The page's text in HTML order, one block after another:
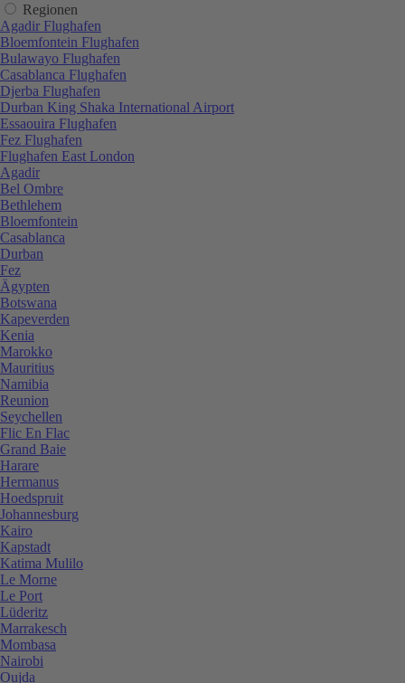
Regionen
Agadir Flughafen
Bloemfontein Flughafen
Bulawayo Flughafen
Casablanca Flughafen
Djerba Flughafen
Durban King Shaka International Airport
Essaouira Flughafen
Fez Flughafen
Flughafen East London
Agadir
Bel Ombre
Bethlehem
Bloemfontein
Casablanca
Durban
Fez
Ägypten
Botswana
Kapeverden
Kenia
Marokko
Mauritius
Namibia
Reunion
Seychellen
Flic En Flac
Grand Baie
Harare
Hermanus
Hoedspruit
Johannesburg
Kairo
Kapstadt
Katima Mulilo
Le Morne
Le Port
Lüderitz
Marrakesch
Mombasa
Nairobi
Oujda